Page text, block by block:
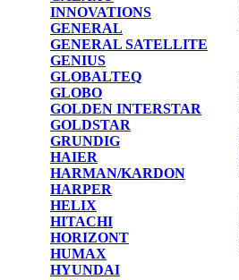
INNOVATIONS
GENERAL
GENERAL SATELLITE
GENIUS
GLOBALTEQ
GLOBO
GOLDEN INTERSTAR
GOLDSTAR
GRUNDIG
HAIER
HARMAN/KARDON
HARPER
HELIX
HITACHI
HORIZONT
HUMAX
HYUNDAI